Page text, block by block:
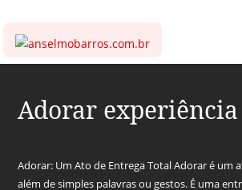
Adorar experiência
Adorar: Um Ato de Entrega Total Adorar é um
além de simples palavras ou gestos. É uma